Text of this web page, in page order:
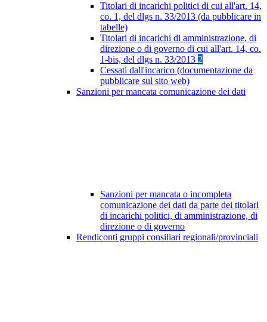
Titolari di incarichi politici di cui all'art. 14,
co. 1, del dlgs n. 33/2013 (da pubblicare in
tabelle)
Titolari di incarichi di amministrazione, di
direzione o di governo di cui all'art. 14, co.
1-bis, del dlgs n. 33/2013 2
Cessati dall'incarico (documentazione da
pubblicare sul sito web)
Sanzioni per mancata comunicazione dei dati
Sanzioni per mancata o incompleta
comunicazione dei dati da parte dei titolari
di incarichi politici, di amministrazione, di
direzione o di governo
Rendiconti gruppi consiliari regionali/provinciali